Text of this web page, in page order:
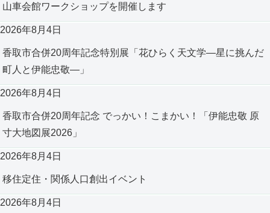
山車会館ワークショップを開催します
2026年8月4日
香取市合併20周年記念特別展「花ひらく天文学―星に挑んだ
町人と伊能忠敬―」
2026年8月4日
香取市合併20周年記念 でっかい！こまかい！「伊能忠敬 原
寸大地図展2026」
2026年8月4日
移住定住・関係人口創出イベント
2026年8月4日